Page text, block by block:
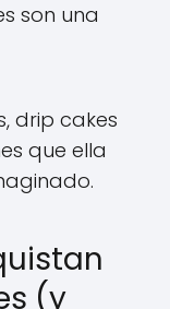
son una
drip cakes
que ella
(y